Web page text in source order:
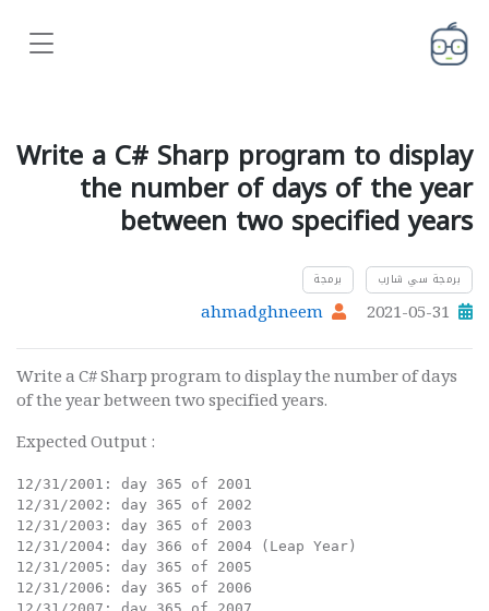
Write a C# Sharp program to display
the number of days of the year
between two specified years
برمجة سي شارب برمجة
2021-05-31
ahmadghneem
Write a C# Sharp program to display the number of days
of the year between two specified years.
Expected Output :
12/31/2001: day
12/31/2002: day
12/31/2003: day
12/31/2004: day 366 of
12/31/2005: day
12/31/2006: day